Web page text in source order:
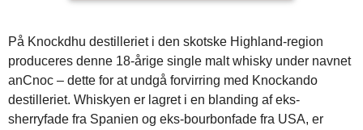
På Knockdhu destilleriet i den skotske Highland-region
produceres denne 18-årige single malt whisky under navnet
anCnoc – dette for at undgå forvirring med Knockando
destilleriet. Whiskyen er lagret i en blanding af eks-
sherryfade fra Spanien og eks-bourbonfade fra USA, er